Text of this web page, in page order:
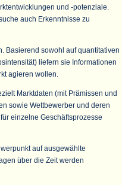
und -potenziale.
auch Erkenntnisse zu
Basierend sowohl auf quantitativen
liefern sie Informationen
agieren wollen.
Marktdaten (mit Prämissen und
sowie Wettbewerber und deren
einzelne Geschäftsprozesse
auf ausgewählte
über die Zeit werden